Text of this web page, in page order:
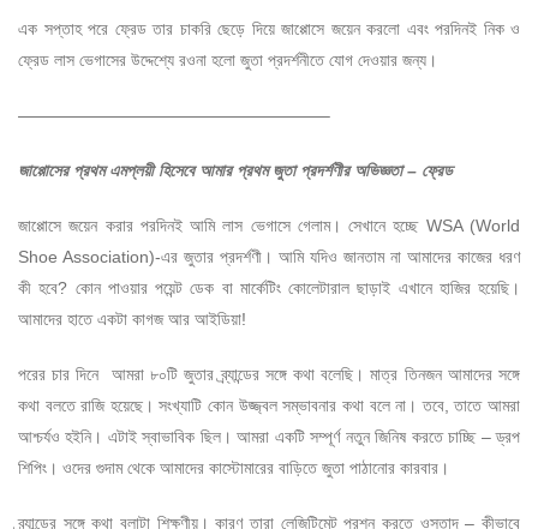
এক সপ্তাহ পরে ফ্রেড তার চাকরি ছেড়ে দিয়ে জাপ্পোসে জয়েন করলো এবং পরদিনই নিক ও
ফ্রেড লাস ভেগাসের উদ্দেশ্যে রওনা হলো জুতা প্রদর্শনীতে যোগ দেওয়ার জন্য।
——————————————————–
জাপ্পোসের প্রথম এমপ্লয়ী হিসেবে আমার প্রথম জুতা প্রদর্শণীর অভিজ্ঞতা – ফ্রেড
জাপ্পোসে জয়েন করার পরদিনই আমি লাস ভেগাসে গেলাম। সেখানে হচ্ছে WSA (World
Shoe Association)-এর জুতার প্রদর্শণী। আমি যদিও জানতাম না আমাদের কাজের ধরণ
কী হবে? কোন পাওয়ার পয়েন্ট ডেক বা মার্কেটিং কোলেটারাল ছাড়াই এখানে হাজির হয়েছি।
আমাদের হাতে একটা কাগজ আর আইডিয়া!
পরের চার দিনে আমরা ৮০টি জুতার ব্র্যান্ডের সঙ্গে কথা বলেছি। মাত্র তিনজন আমাদের সঙ্গে
কথা বলতে রাজি হয়েছে। সংখ্যাটি কোন উজ্জ্বল সম্ভাবনার কথা বলে না। তবে, তাতে আমরা
আশ্চর্যও হইনি। এটাই স্বাভাবিক ছিল। আমরা একটি সম্পূর্ণ নতুন জিনিষ করতে চাচ্ছি – ড্রপ
শিপিং। ওদের গুদাম থেকে আমাদের কাস্টোমারের বাড়িতে জুতা পাঠানোর কারবার।
ব্র্যান্ডের সঙ্গে কথা বলাটা শিক্ষণীয়। কারণ তারা লেজিটিমেট প্রশ্ন করতে ওস্তাদ – কীভাবে